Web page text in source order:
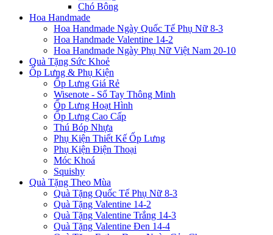
Chó Bông
Hoa Handmade
Hoa Handmade Ngày Quốc Tế Phụ Nữ 8-3
Hoa Handmade Valentine 14-2
Hoa Handmade Ngày Phụ Nữ Việt Nam 20-10
Quà Tặng Sức Khoẻ
Ốp Lưng & Phụ Kiện
Ốp Lưng Giá Rẻ
Wisenote - Sổ Tay Thông Minh
Ốp Lưng Hoạt Hình
Ốp Lưng Cao Cấp
Thú Bóp Nhựa
Phụ Kiện Thiết Kế Ốp Lưng
Phụ Kiện Điện Thoại
Móc Khoá
Squishy
Quà Tặng Theo Mùa
Quà Tặng Quốc Tế Phụ Nữ 8-3
Quà Tặng Valentine 14-2
Quà Tặng Valentine Trắng 14-3
Quà Tặng Valentine Đen 14-4